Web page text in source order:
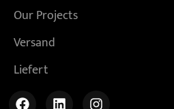
Our Projects
Versand
Liefert